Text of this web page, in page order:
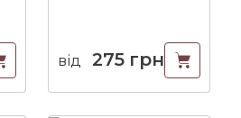
від 275 грн